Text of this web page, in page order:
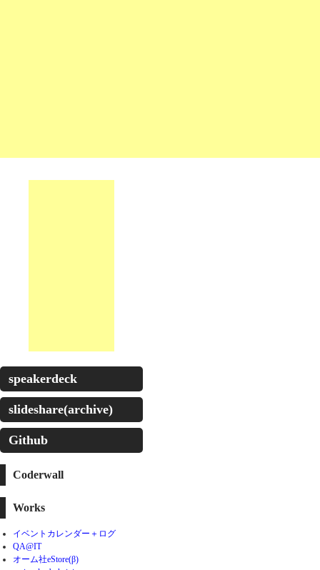
speakerdeck
slideshare(archive)
Github
Coderwall
Works
イベントカレンダー＋ログ
QA@IT
オーム社eStore(β)